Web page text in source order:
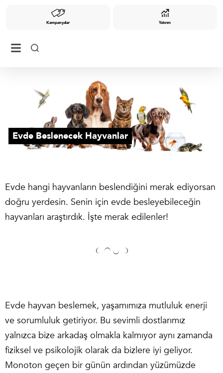
Kampanyalar Yatırım
Evde Beslenecek Hayvanlar
Evde hangi hayvanların beslendiğini merak ediyorsan
doğru yerdesin. Senin için evde besleyebileceğin
hayvanları araştırdık. İşte merak edilenler!
Evde hayvan beslemek, yaşamımıza mutluluk enerji
ve sorumluluk getiriyor. Bu sevimli dostlarımız
yalnızca bize arkadaş olmakla kalmıyor aynı zamanda
fiziksel ve psikolojik olarak da bizlere iyi geliyor.
Monoton geçen bir günün ardından yüzümüzde